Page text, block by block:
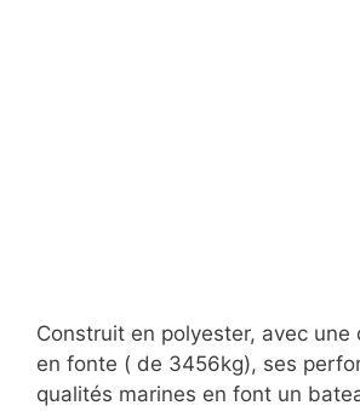
Construit en polyester, avec une
en fonte ( de 3456kg), ses
qualités marines en font un